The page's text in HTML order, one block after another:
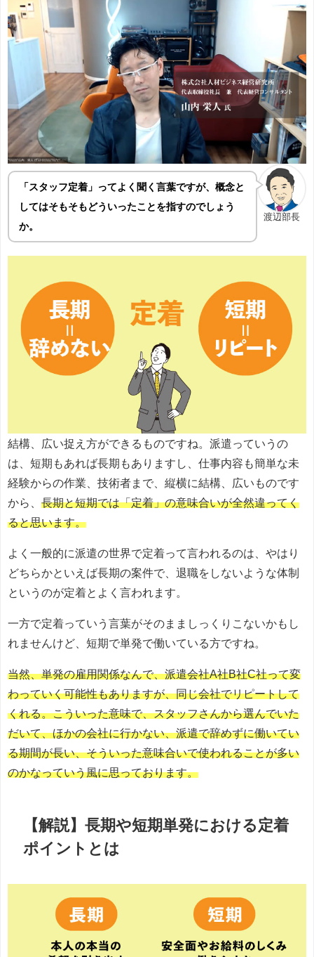
渡辺部長
「スタッフ定着」ってよく聞く言葉ですが、概念と
してはそもそもどういったことを指すのでしょう
か。
結構、広い捉え方ができるものですね。派遣っていうの
は、短期もあれば長期もありますし、仕事内容も簡単な未
経験からの作業、技術者まで、縦横に結構、広いものです
から、 長期と短期では「定着」の意味合いが全然違ってく
ると思います。
よく一般的に派遣の世界で定着って言われるのは、やはり
どちらかといえば長期の案件で、退職をしないような体制
というのが定着とよく言われます。
一方で定着っていう言葉がそのまましっくりこないかもし
れませんけど、短期で単発で働いている方ですね。
当然、単発の雇用関係なんで、派遣会社A社B社C社って変
わっていく可能性もありますが、同じ会社でリピートして
くれる。こういった意味で、スタッフさんから選んでいた
だいて、ほかの会社に行かない、派遣で辞めずに働いてい
る期間が長い、そういった意味合いで使われることが多い
のかなっていう風に思っております。
【解説】長期や短期単発における定着
ポイントとは